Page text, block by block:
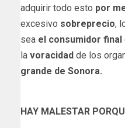
adquirir todo esto por
excesivo sobreprecio,
sea el consumidor final
la voracidad de los
grande de Sonora.
HAY MALESTAR